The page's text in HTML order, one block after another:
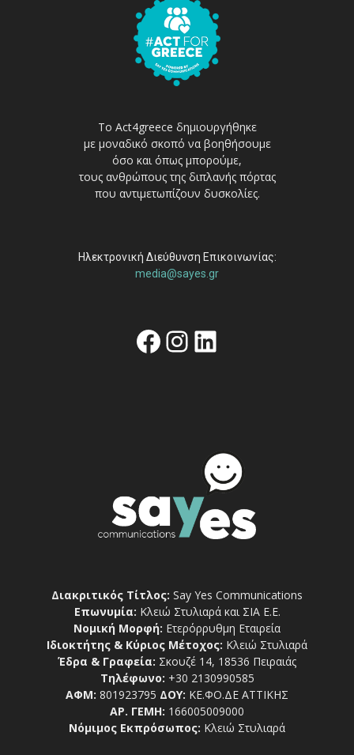
Το Act4greece δημιουργήθηκε
με μοναδικό σκοπό να βοηθήσουμε
όσο και όπως μπορούμε,
τους ανθρώπους της διπλανής πόρτας
που αντιμετωπίζουν δυσκολίες.
Ηλεκτρονική Διεύθυνση Επικοινωνίας:
media@sayes.gr
Facebook
Instagram
Linkedin
Διακριτικός Τίτλος: Say Yes Communications
Επωνυμία: Κλειώ Στυλιαρά και ΣΙΑ Ε.Ε.
Νομική Μορφή: Ετερόρρυθμη Εταιρεία
Ιδιοκτήτης & Κύριος Μέτοχος: Κλειώ Στυλιαρά
Έδρα & Γραφεία: Σκουζέ 14, 18536 Πειραιάς
Τηλέφωνο: +30 2130990585
ΑΦΜ: 801923795 ΔΟΥ: ΚΕ.ΦΟ.ΔΕ ΑΤΤΙΚΗΣ
ΑΡ. ΓΕΜΗ: 166005009000
Νόμιμος Εκπρόσωπος: Κλειώ Στυλιαρά